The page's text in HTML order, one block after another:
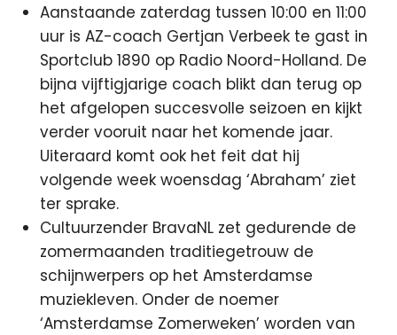
Aanstaande zaterdag tussen 10:00 en 11:00
uur is AZ-coach Gertjan Verbeek te gast in
Sportclub 1890 op Radio Noord-Holland. De
bijna vijftigjarige coach blikt dan terug op
het afgelopen succesvolle seizoen en kijkt
verder vooruit naar het komende jaar.
Uiteraard komt ook het feit dat hij
volgende week woensdag ‘Abraham’ ziet
ter sprake.
Cultuurzender BravaNL zet gedurende de
zomermaanden traditiegetrouw de
schijnwerpers op het Amsterdamse
muziekleven. Onder de noemer
‘Amsterdamse Zomerweken’ worden van